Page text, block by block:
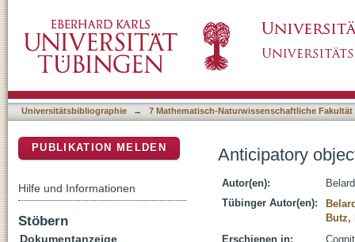
Universitätsbibliographie → 7 Mathematisch-Naturwissenschaftliche Fakultät
Anticipatory
Autor(en):
Tübinger Autor(en):
Butz,
Erschienen in:
PUBLIKATION MELDEN
Hilfe und Informationen
Stöbern
Dokumentanzeige